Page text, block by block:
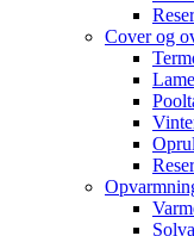
Cover og